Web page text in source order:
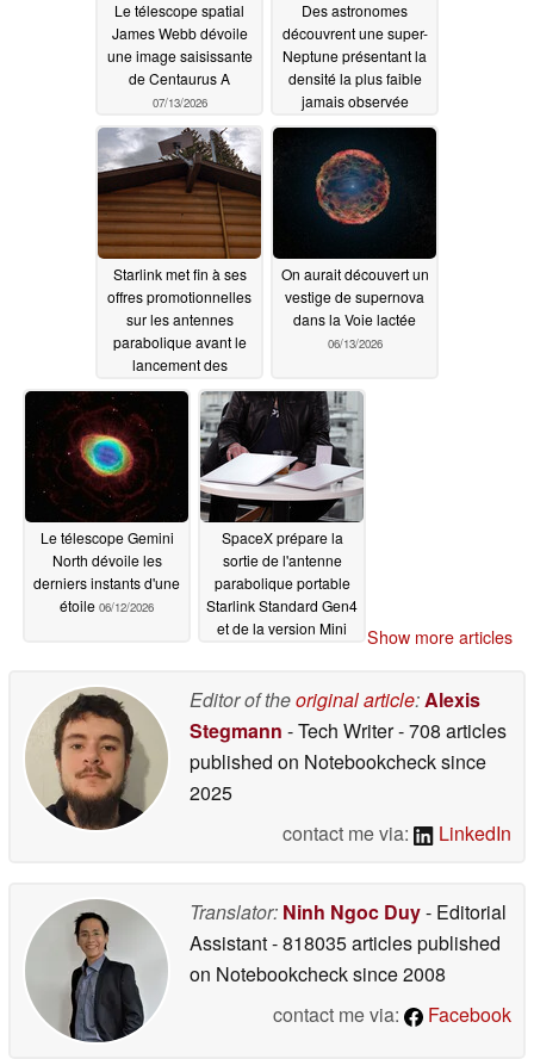
Le télescope spatial
James Webb dévoile
une image saisissante
de Centaurus A
07/13/2026
Des astronomes
découvrent une super-
Neptune présentant la
densité la plus faible
jamais observée
06/16/2026
Starlink met fin à ses
offres promotionnelles
sur les antennes
parabolique avant le
lancement des
nouveaux kits
Standard et Mini
06/15/2026
On aurait découvert un
vestige de supernova
dans la Voie lactée
06/13/2026
Le télescope Gemini
North dévoile les
derniers instants d'une
étoile 06/12/2026
SpaceX prépare la
sortie de l'antenne
parabolique portable
Starlink Standard Gen4
et de la version Mini
introduction en bourse
Show more articles
Editor of theoriginal article:Alexis
Stegmann - Tech Writer- 708 articles
published on Notebookchecksince
2025
contact me via:
LinkedIn
Translator: Ninh Ngoc Duy- Editorial
Assistant- 818035 articles published
on Notebookchecksince 2008
contact me via:
Facebook